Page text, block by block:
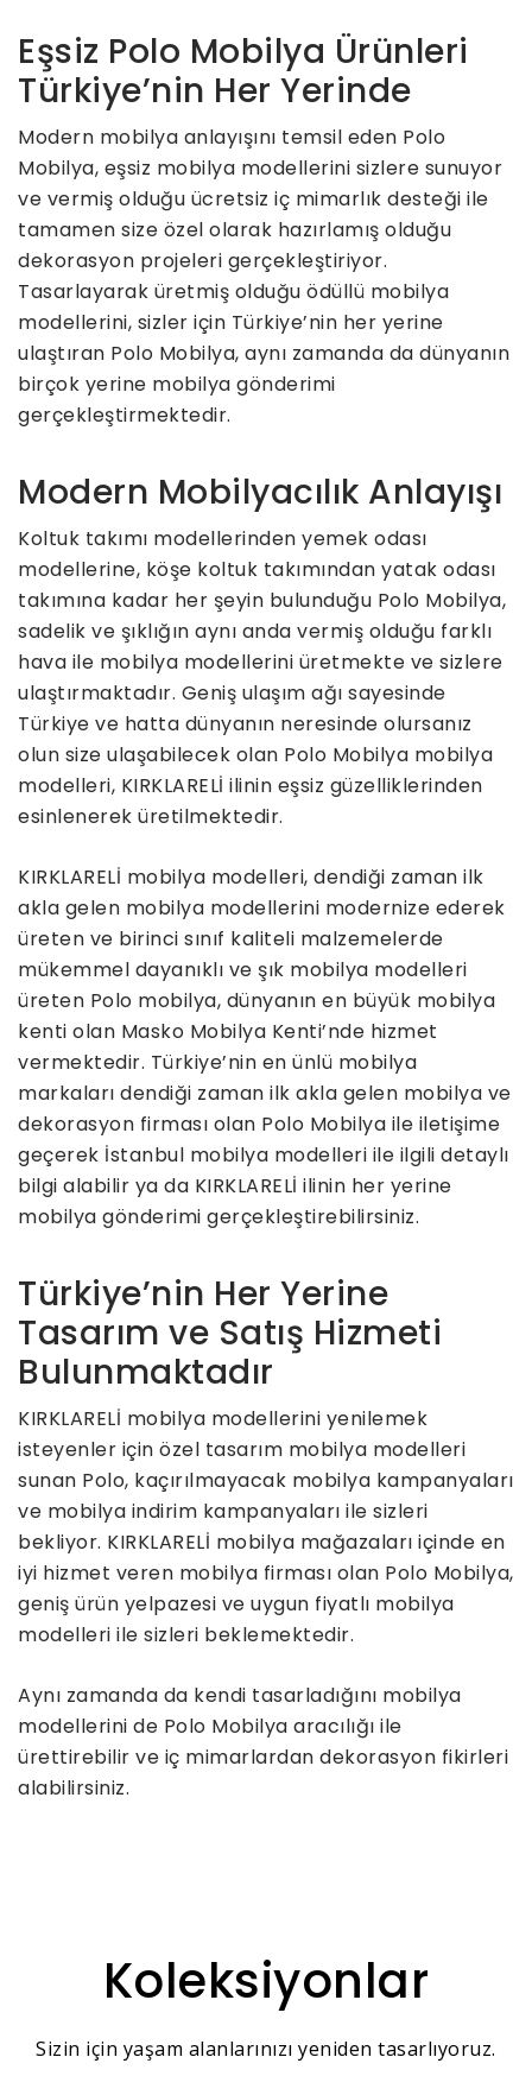
Eşsiz Polo Mobilya Ürünleri
Türkiye’nin Her Yerinde
Modern mobilya anlayışını temsil eden Polo
Mobilya, eşsiz mobilya modellerini sizlere sunuyor
ve vermiş olduğu ücretsiz iç mimarlık desteği ile
tamamen size özel olarak hazırlamış olduğu
dekorasyon projeleri gerçekleştiriyor.
Tasarlayarak üretmiş olduğu ödüllü mobilya
modellerini, sizler için Türkiye’nin her yerine
ulaştıran Polo Mobilya, aynı zamanda da dünyanın
birçok yerine mobilya gönderimi
gerçekleştirmektedir.
Modern Mobilyacılık Anlayışı
Koltuk takımı modellerinden yemek odası
modellerine, köşe koltuk takımından yatak odası
takımına kadar her şeyin bulunduğu Polo Mobilya,
sadelik ve şıklığın aynı anda vermiş olduğu farklı
hava ile mobilya modellerini üretmekte ve sizlere
ulaştırmaktadır. Geniş ulaşım ağı sayesinde
Türkiye ve hatta dünyanın neresinde olursanız
olun size ulaşabilecek olan Polo Mobilya mobilya
modelleri, KIRKLARELİ ilinin eşsiz güzelliklerinden
esinlenerek üretilmektedir.
KIRKLARELİ mobilya modelleri, dendiği zaman ilk
akla gelen mobilya modellerini modernize ederek
üreten ve birinci sınıf kaliteli malzemelerde
mükemmel dayanıklı ve şık mobilya modelleri
üreten Polo mobilya, dünyanın en büyük mobilya
kenti olan Masko Mobilya Kenti’nde hizmet
vermektedir. Türkiye’nin en ünlü mobilya
markaları dendiği zaman ilk akla gelen mobilya ve
dekorasyon firması olan Polo Mobilya ile iletişime
geçerek İstanbul mobilya modelleri ile ilgili detaylı
bilgi alabilir ya da KIRKLARELİ ilinin her yerine
mobilya gönderimi gerçekleştirebilirsiniz.
Türkiye’nin Her Yerine
Tasarım ve Satış Hizmeti
Bulunmaktadır
KIRKLARELİ mobilya modellerini yenilemek
isteyenler için özel tasarım mobilya modelleri
sunan Polo, kaçırılmayacak mobilya kampanyaları
ve mobilya indirim kampanyaları ile sizleri
bekliyor. KIRKLARELİ mobilya mağazaları içinde en
iyi hizmet veren mobilya firması olan Polo Mobilya,
geniş ürün yelpazesi ve uygun fiyatlı mobilya
modelleri ile sizleri beklemektedir.
Aynı zamanda da kendi tasarladığını mobilya
modellerini de Polo Mobilya aracılığı ile
ürettirebilir ve iç mimarlardan dekorasyon fikirleri
alabilirsiniz.
Koleksiyonlar
Sizin için yaşam alanlarınızı yeniden tasarlıyoruz.